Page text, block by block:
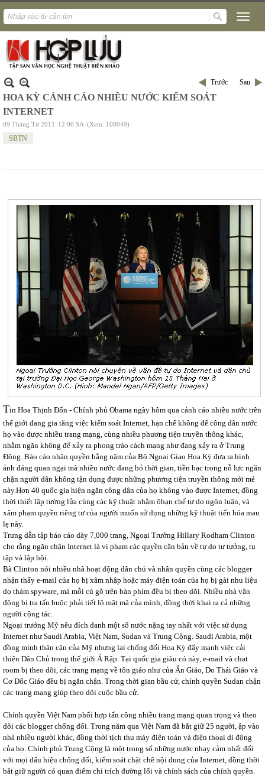
Trước Sau
HOA KỲ CẢNH CÁO NHIỀU NƯỚC KIỂM SOÁT
INTERNET
09 Tháng Tư 2011 12:00 SA (Xem: 108049)
SBTN
Tin Hoa Thịnh Đốn - Chính phủ Obama ngày hôm qua cảnh cáo nhiều nước trên
thế giới đang gia tăng việc kiểm soát Internet, hạn chế không để công dân nước
họ vào được nhiều trang mạng, cùng nhiều phương tiện truyền thông khác,
nhằm ngăn không để xảy ra phong trào cách mạng như đang xảy ra ở Trung
Đông. Báo cáo nhân quyền hằng năm của Bộ Ngoại Giao Hoa Kỳ đưa ra hình
ảnh đáng quan ngại mà nhiều nước đang bỏ thời gian, tiền bạc trong nỗ lực ngăn
chận người dân không tận dụng được những phương tiện truyền thông mới mẻ
này.Hơn 40 quốc gia hiện ngăn công dân của họ không vào được Internet, đồng
thời thiết lập tường lửa cùng các kỹ thuật nhằm ôhạn chế tự do ngôn luận, và
xâm phạm quyền riêng tư của người muốn sử dụng những kỹ thuật tiến hóa mau
lẹ này.
Trưng dẫn tập báo cáo dày 7,000 trang, Ngoại Trưởng Hillary Rodham Clinton
cho rằng ngăn chận Internet là vi phạm các quyền căn bản về tự do tư tưởng, tụ
tập và lập hội.
Bà Clinton nói nhiều nhà hoạt động dân chủ và nhân quyền cùng các blogger
nhận thấy e-mail của họ bị xâm nhập hoặc máy điện toán của họ bị gài nhu liệu
dọ thám spyware, mà mỗi cú gõ trên bàn phím đều bị theo dõi. Nhiều nhà vận
động bị tra tấn buộc phải tiết lộ mật mã của mình, đồng thời khai ra cả những
người cộng tác.
Ngoại trưởng Mỹ nêu đích danh một số nước nặng tay nhất với việc sử dụng
Internet như Saudi Arabia, Việt Nam, Sudan và Trung Cộng. Saudi Arabia, một
đồng minh thân cận của Mỹ nhưng lại chống đối Hoa Kỳ đẩy mạnh việc cải
thiện Dân Chủ trong thế giới Ả Rập. Tại quốc gia giàu có này, e-mail và chat
room bị theo dõi, các trang mạng về tôn giáo như của Ấn Giáo, Do Thái Giáo và
Cơ Đốc Giáo đều bị ngăn chận. Trong thời gian bầu cử, chính quyền Sudan chận
các trang mạng giúp theo dõi cuộc bầu cử.
Chính quyền Việt Nam phối hợp tấn công nhiều trang mạng quan trọng và theo
dõi các blogger chống đối. Trong năm qua Việt Nam đã bắt giữ 25 người, ập vào
nhà nhiều người khác, đồng thời tịch thu máy điện toán và điện thoại di động
của họ. Chính phủ Trung Cộng là một trong số những nước nhạy cảm nhất đối
với mọi dấu hiệu chống đối, kiểm soát chặt chẽ nội dung của Internet, đồng thời
bắt giữ người có quan điểm chỉ trích đường lối và chính sách của chính quyền.